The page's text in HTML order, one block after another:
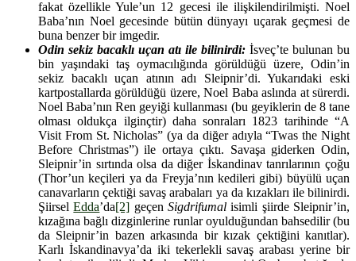
fakat özellikle Yule’un 12 gecesi ile ilişkilendirilmişti. Noel
Baba’nın Noel gecesinde bütün dünyayı uçarak geçmesi de
buna benzer bir imgedir.
Odin sekiz bacaklı uçan atı ile bilinirdi: İsveç’te bulunan bu
bin yaşındaki taş oymacılığında görüldüğü üzere, Odin’in
sekiz bacaklı uçan atının adı Sleipnir’di. Yukarıdaki eski
kartpostallarda görüldüğü üzere, Noel Baba aslında at sürerdi.
Noel Baba’nın Ren geyiği kullanması (bu geyiklerin de 8 tane
olması oldukça ilginçtir) daha sonraları 1823 tarihinde “A
Visit From St. Nicholas” (ya da diğer adıyla “Twas the Night
Before Christmas”) ile ortaya çıktı. Savaşa giderken Odin,
Sleipnir’in sırtında olsa da diğer İskandinav tanrılarının çoğu
(Thor’un keçileri ya da Freyja’nın kedileri gibi) büyülü uçan
canavarların çektiği savaş arabaları ya da kızakları ile bilinirdi.
ŞiirselEdda’da[2] geçenSigdrifumal isimli şiirde Sleipnir’in,
kızağına bağlı dizginlerine runlar oyulduğundan bahsedilir (bu
da Sleipnir’in bazen arkasında bir kızak çektiğini kanıtlar).
Karlı İskandinavya’da iki tekerlekli savaş arabası yerine bir